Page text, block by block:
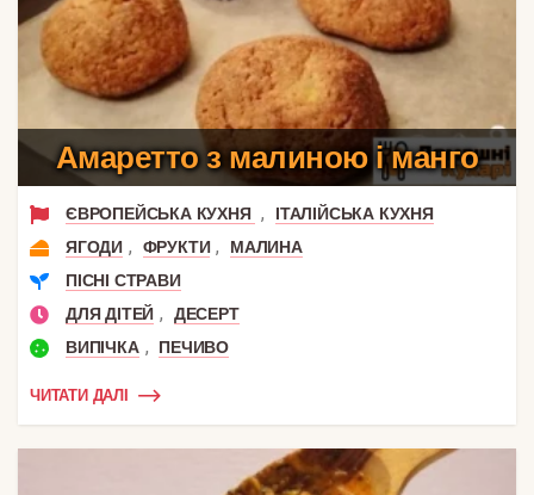
Амаретто з малиною і манго
ЄВРОПЕЙСЬКА КУХНЯ ,
ІТАЛІЙСЬКА КУХНЯ
ЯГОДИ , ФРУКТИ ,
МАЛИНА
ПІСНІ СТРАВИ
ДЛЯ ДІТЕЙ ,
ДЕСЕРТ
ВИПІЧКА , ПЕЧИВО
ЧИТАТИ ДАЛІ